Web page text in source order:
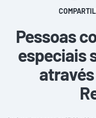
Pessoas
especiais